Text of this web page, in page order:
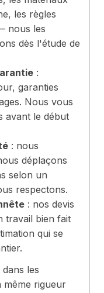
les règles
nous les
dès l'étude de
:
garanties
Nous vous
avant le début
: nous
déplaçons
selon un
respectons.
: nos devis
travail bien fait
qui se
les
même rigueur